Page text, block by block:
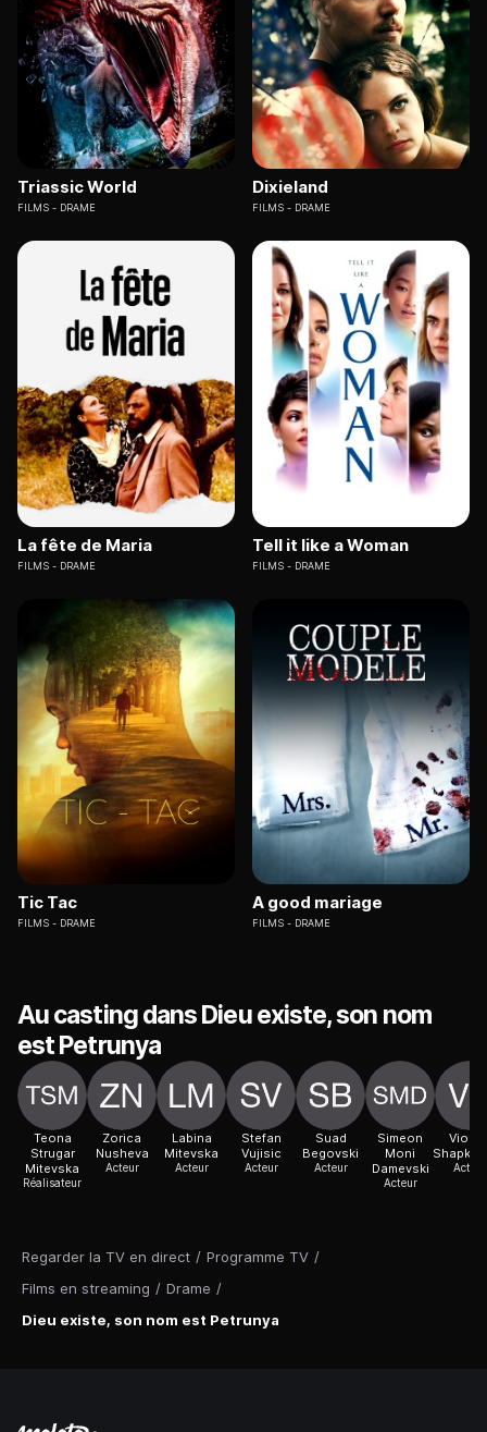
Regarder la TV en direct / Programme TV /
Films en streaming / Drame /
Dieu existe, son nom est Petrunya
Triassic World
FILMS DRAME
Dixieland
FILMS DRAME
La fête de Maria
FILMS DRAME
Tell it like a Woman
FILMS DRAME
Tic Tac
FILMS DRAME
A good mariage
FILMS DRAME
Au casting dans Dieu existe, son nom
est Petrunya
Teona
Strugar
Mitevska
Réalisateur
Zorica
Nusheva
Acteur
Labina
Mitevska
Acteur
Stefan
Vujisic
Acteur
Suad
Begovski
Acteur
Simeon
Moni
Damevski
Acteur
Acteur